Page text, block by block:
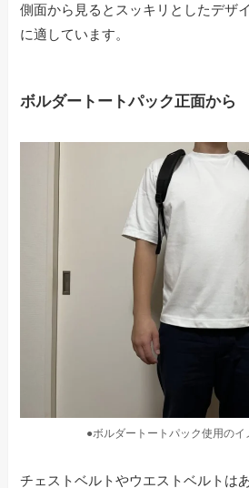
側面から見るとスッキリとしたデザ
に適しています。
ボルダートートパック正面から
●ボルダートートパック使用のイ
チェストベルトやウエストベルトは